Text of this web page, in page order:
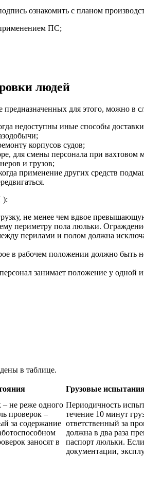
ознакомить с планом
применением ПС;
людей
для этого, можно в
недоступны иные способы
корпусов судов;
для смены персонала при вахтовом
и грузов;
применение других средств
):
не менее чем вдвое
периметру пола люльки.
перилами и полом должна
в рабочем положении должно быть
занимает положение у одной
в таблице.
Грузовые
– не реже одного
проверок –
за содержание
заносят в
Периодичность
течение 10 минут
ответственный за
должна в два раза
паспорт люльки.
документации,